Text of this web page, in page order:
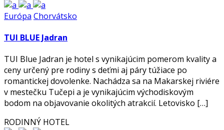
Európa Chorvátsko
TUI BLUE Jadran
TUI Blue Jadran je hotel s vynikajúcim pomerom kvality a
ceny určený pre rodiny s deťmi aj páry túžiace po
romantickej dovolenke. Nachádza sa na Makarskej riviére
v mestečku Tučepi a je vynikajúcim východiskovým
bodom na objavovanie okolitých atrakcií. Letovisko […]
RODINNÝ HOTEL